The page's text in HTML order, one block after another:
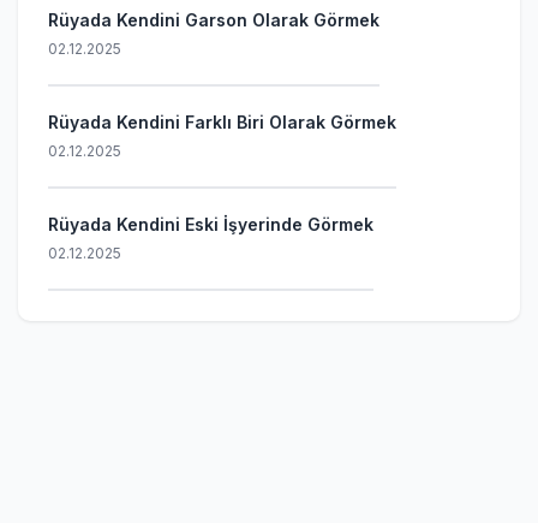
Rüyada Kendini Garson Olarak Görmek
02.12.2025
Rüyada Kendini Farklı Biri Olarak Görmek
02.12.2025
Rüyada Kendini Eski İşyerinde Görmek
02.12.2025